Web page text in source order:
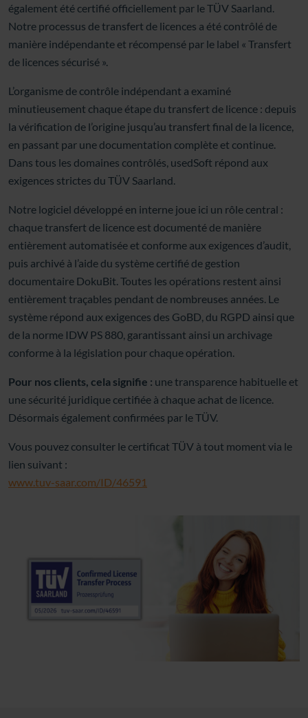
également été certifié officiellement par le TÜV Saarland.
Notre processus de transfert de licences a été contrôlé de
manière indépendante et récompensé par le label « Transfert
de licences sécurisé ».
L’organisme de contrôle indépendant a examiné
minutieusement chaque étape du transfert de licence : depuis
la vérification de l’origine jusqu’au transfert final de la licence,
en passant par une documentation complète et continue.
Dans tous les domaines contrôlés, usedSoft répond aux
exigences strictes du TÜV Saarland.
Notre logiciel développé en interne joue ici un rôle central :
chaque transfert de licence est documenté de manière
entièrement automatisée et conforme aux exigences d’audit,
puis archivé à l’aide du système certifié de gestion
documentaire DokuBit. Toutes les opérations restent ainsi
entièrement traçables pendant de nombreuses années. Le
système répond aux exigences des GoBD, du RGPD ainsi que
de la norme IDW PS 880, garantissant ainsi un archivage
conforme à la législation pour chaque opération.
Pour nos clients, cela signifie : une transparence habituelle et
une sécurité juridique certifiée à chaque achat de licence.
Désormais également confirmées par le TÜV.
Vous pouvez consulter le certificat TÜV à tout moment via le
lien suivant :
www.tuv-saar.com/ID/46591